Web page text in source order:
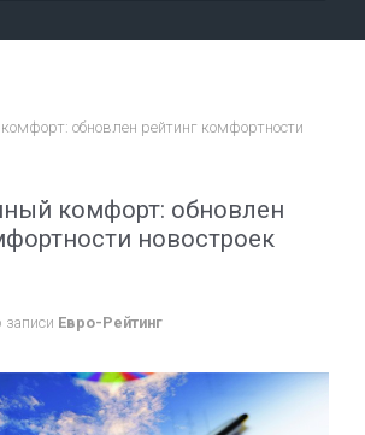
обновлен рейтинг комфортности
комфорт: обновлен
новостроек
записи Евро-Рейтинг